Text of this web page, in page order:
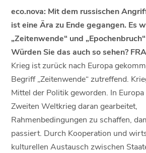
eco.nova: Mit dem russischen
ist eine Ära zu Ende gegangen. Es
„Zeitenwende“ und
Würden Sie das auch so sehen?
Krieg ist zurück nach Europa
Begriff „Zeitenwende“ zutreffend.
Mittel der Politik geworden. In
Zweiten Weltkrieg daran gearbeitet,
Rahmenbedingungen zu schaffen,
passiert. Durch Kooperation und
kulturellen Austausch zwischen